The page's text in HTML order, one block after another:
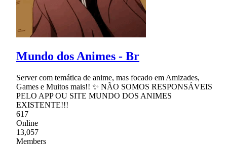
Mundo dos Animes - Br
Server com temática de anime, mas focado em Amizades,
Games e Muitos mais!! ✨ NÃO SOMOS RESPONSÁVEIS
PELO APP OU SITE MUNDO DOS ANIMES
EXISTENTE!!!
617
Online
13,057
Members